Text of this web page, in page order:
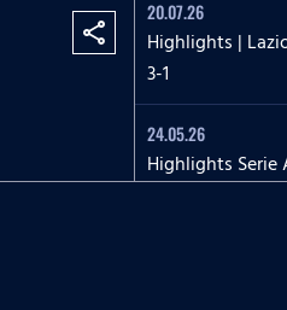
share
20.07.26
Highlights |
3-1
24.05.26
Highlights Serie